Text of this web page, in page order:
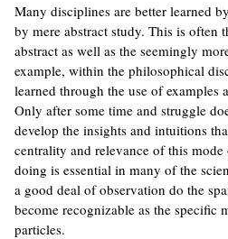
Many disciplines are better learned
by mere abstract study. This is often
abstract as well as the seemingly
example, within the philosophical
learned through the use of examples
Only after some time and struggle
develop the insights and intuitions
centrality and relevance of this
doing is essential in many of the
a good deal of observation do the
become recognizable as the specific
particles.